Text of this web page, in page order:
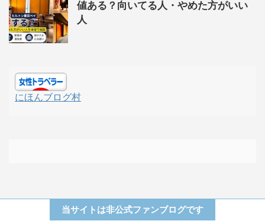
値ある？向いてる人・やめた方がいい
人
にほんブログ村
当サイトは非公式ファンブログです